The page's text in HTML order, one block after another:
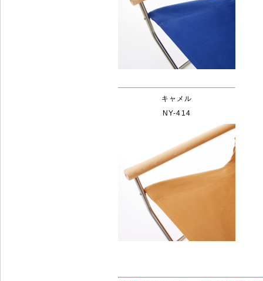
キャメル
NY-414